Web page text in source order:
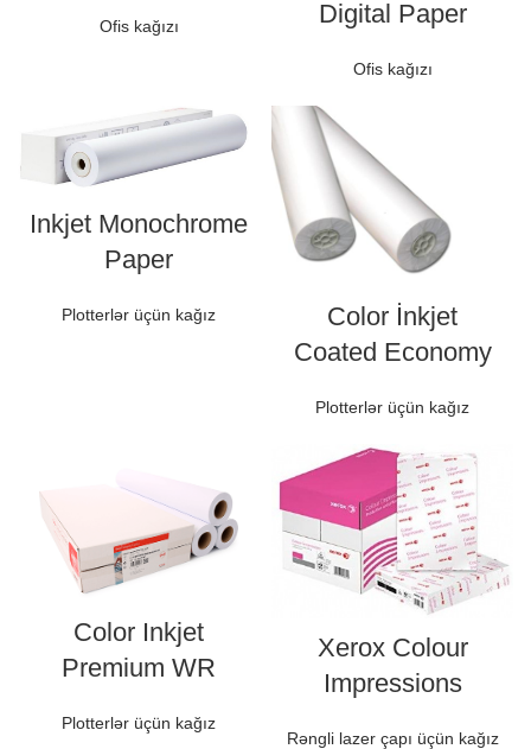
Ofis kağızı Digital Paper
Ofis kağızı
Inkjet Monochrome
Paper
Plotterlər üçün kağız
Color İnkjet
Coated Economy
Plotterlər üçün kağız
Color Inkjet
Premium WR
Plotterlər üçün kağız
Xerox Colour
Impressions
Rəngli lazer çapı üçün kağız